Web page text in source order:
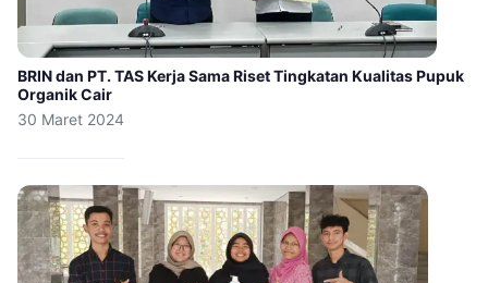
BRIN dan PT. TAS Kerja Sama Riset Tingkatan Kualitas Pupuk
Organik Cair
30 Maret 2024